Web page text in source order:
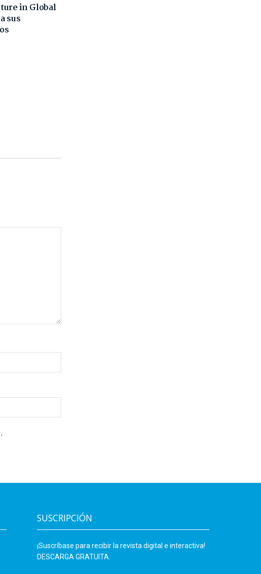
in Global
sus
SUSCRIPCIÓN
¡Suscríbase para recibir la revista digital e interactiva!
DESCARGA GRATUITA.